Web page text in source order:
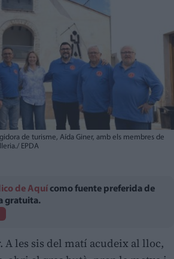
de turisme, Aída Giner, amb els membres de
EPDA
de Aquí como fuente preferida de
gratuita.
A les sis del matí acudeix al lloc,